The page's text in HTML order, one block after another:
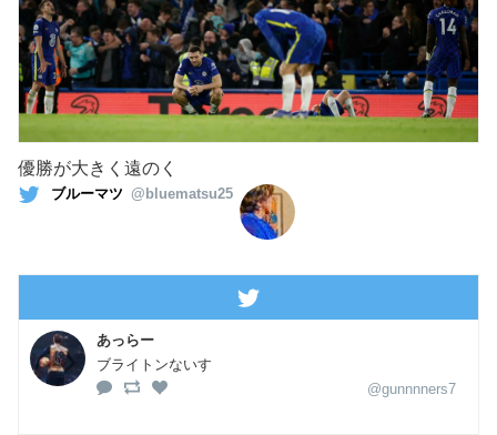
優勝が大きく遠のく
ブルーマツ @bluematsu25
あっらー
ブライトンないす
@gunnnners7